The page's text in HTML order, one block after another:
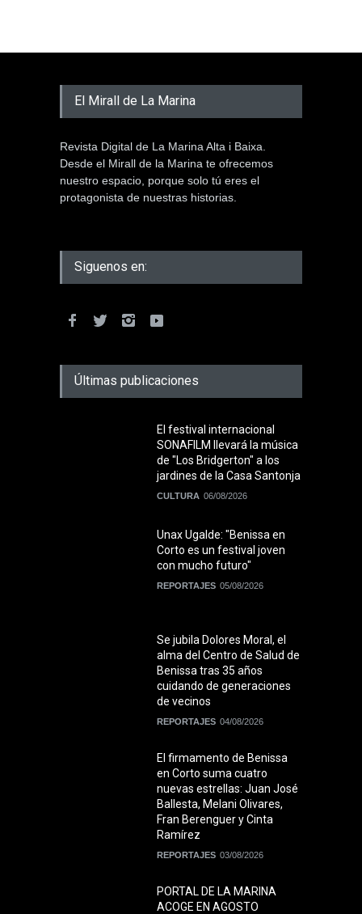
El Mirall de La Marina
Revista Digital de La Marina Alta i Baixa.
Desde el Mirall de la Marina te ofrecemos
nuestro espacio, porque solo tú eres el
protagonista de nuestras historias.
Siguenos en:
Últimas publicaciones
El festival internacional
SONAFILM llevará la música
de "Los Bridgerton" a los
jardines de la Casa Santonja
CULTURA 06/08/2026
Unax Ugalde: "Benissa en
Corto es un festival joven
con mucho futuro"
REPORTAJES 05/08/2026
Se jubila Dolores Moral, el
alma del Centro de Salud de
Benissa tras 35 años
cuidando de generaciones
de vecinos
REPORTAJES 04/08/2026
El firmamento de Benissa
en Corto suma cuatro
nuevas estrellas: Juan José
Ballesta, Melani Olivares,
Fran Berenguer y Cinta
Ramírez
REPORTAJES 03/08/2026
PORTAL DE LA MARINA
ACOGE EN AGOSTO